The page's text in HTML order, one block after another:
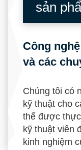
sản
Công
và các
Chúng tôi có
kỹ thuật cho
thể được
kỹ thuật viên
kinh nghiệm